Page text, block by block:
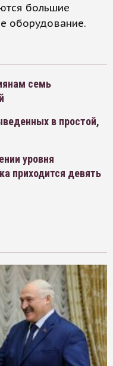
большие
оборудование.
семь
в простой,
уровня
приходится девять